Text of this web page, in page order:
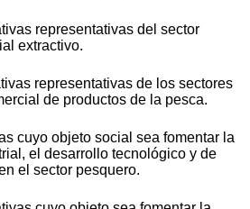
representativas del sector
extractivo.
representativas de los sectores
de productos de la pesca.
cuyo objeto social sea fomentar la
el desarrollo tecnológico y de
el sector pesquero.